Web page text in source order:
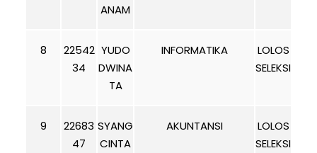
ANAM
8
22542
34
YUDO
DWINA
TA
INFORMATIKA
LOLOS
SELEKSI
9
22683
47
SYANG
CINTA
AKUNTANSI
LOLOS
SELEKSI